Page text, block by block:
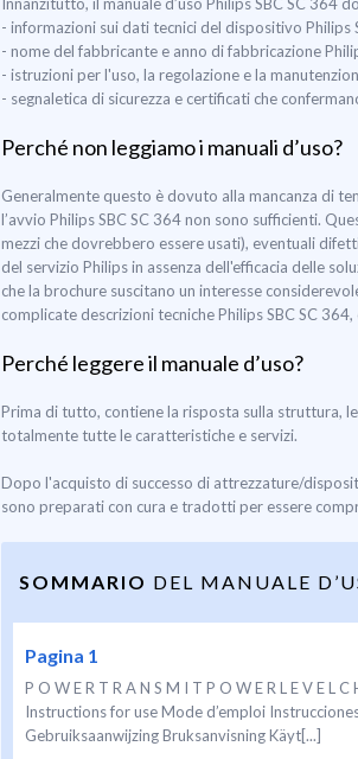
- informazioni sui dati tecnici del dispositivo Philips
- nome del fabbricante e anno di fabbricazione
- istruzioni per l'uso, la regolazione e la
- segnaletica di sicurezza e certificati che
Perché non leggiamo i manuali d’uso?
Generalmente questo è dovuto alla mancanza di
l’avvio Philips SBC SC 364 non sono sufficienti.
mezzi che dovrebbero essere usati), eventuali
del servizio Philips in assenza dell'efficacia delle
che la brochure suscitano un interesse
complicate descrizioni tecniche Philips SBC SC
Perché leggere il manuale d’uso?
Prima di tutto, contiene la risposta sulla struttura,
totalmente tutte le caratteristiche e servizi.
Dopo l'acquisto di successo di attrezzature/
sono preparati con cura e tradotti per essere
SOMMARIO DEL MANUALE
Pagina 1
P O W E R T R A N S M I T P O W E R L E V E L
Instructions for use Mode d’emploi
Gebruiksaanwijzing Bruksanvisning Käyt[...]